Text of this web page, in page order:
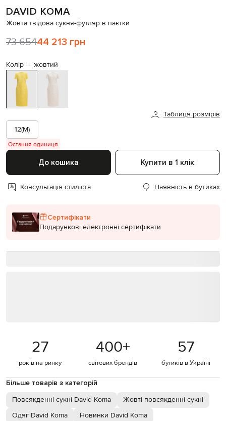
Схожі товари
DAVID KOMA
Жовта твідова сукня-футляр в паєтки
73 65444 213 грн
Колір — жовтий
Таблиця розмірів
12(M)
Остання одиниця
До кошика Купити в 1 клік
Консультація стиліста Наявність в бутиках
Сертифікати
Подарункові електронні сертифікати
27
років на ринку
400+
світових брендів
57
бутиків в Україні
Більше товарів з категорій
Повсякденні сукні David Koma
Жовті повсякденні сукні
Одяг David Koma
Новинки David Koma